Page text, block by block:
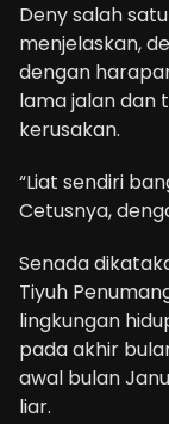
Deny salah
menjelaskan,
dengan
lama jalan dan
kerusakan.
“Liat sendiri
Cetusnya,
Senada
Tiyuh
lingkungan
pada akhir
awal bulan
liar.